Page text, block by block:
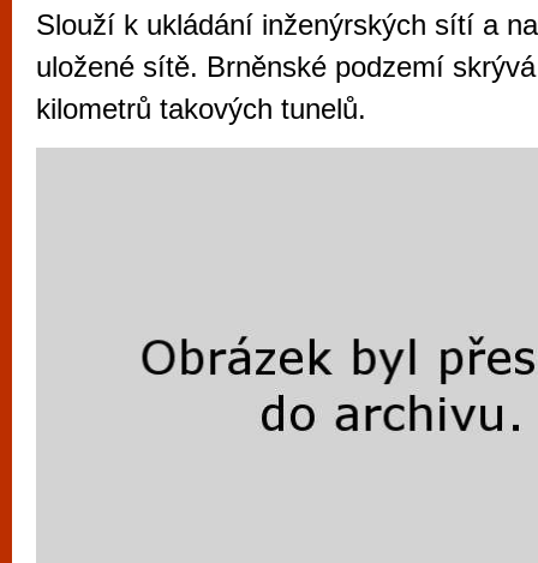
Slouží k ukládání inženýrských sítí a
uložené sítě. Brněnské podzemí
kilometrů takových tunelů.